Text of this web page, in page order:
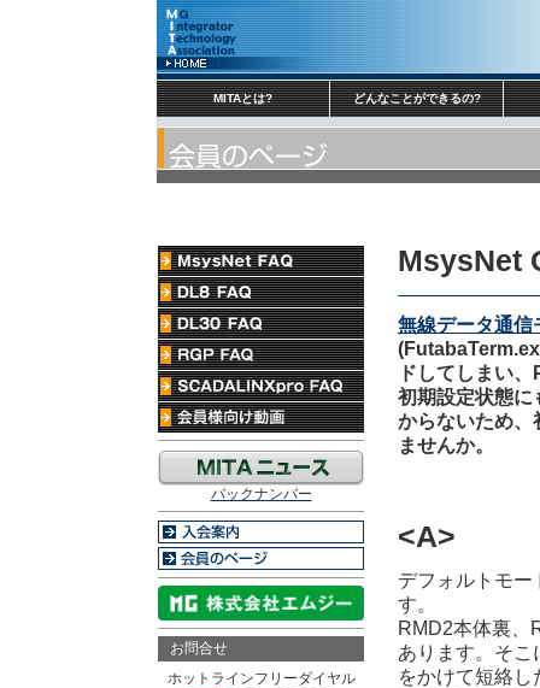
MITAとは? どんなことができるの?
バックナンバー
お問合せ
ホットラインフリーダイヤル
MsysNet
無線データ通信
ドしてしまい
初期設定状態に
からないため、
ませんか。
<A>
デフォルトモー
す。
RMD2本体裏、
あります。そ
をかけて短絡